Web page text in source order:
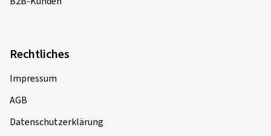
Rechtliches
Impressum
AGB
Datenschutzerklärung